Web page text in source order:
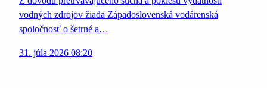
vodných zdrojov žiada Západoslovenská vodárenská
spoločnosť o šetrné a…
31. júla 2026 08:20